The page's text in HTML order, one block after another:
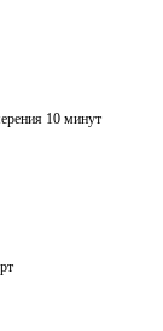
10 минут